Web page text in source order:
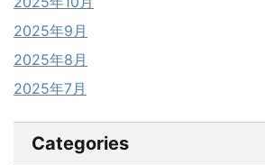
2025年9月
2025年8月
2025年7月
Categories